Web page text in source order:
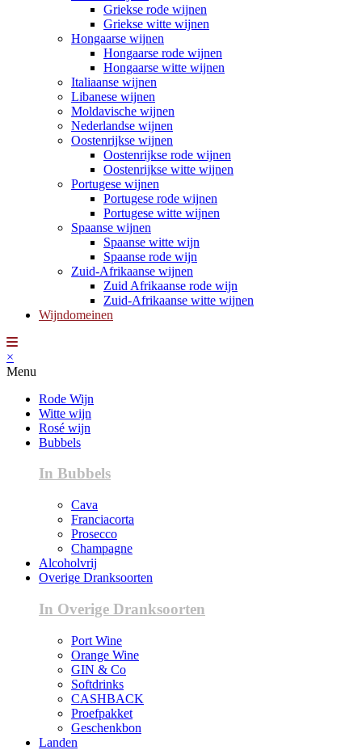
Griekse rode wijnen
Griekse witte wijnen
Hongaarse wijnen
Hongaarse rode wijnen
Hongaarse witte wijnen
Italiaanse wijnen
Libanese wijnen
Moldavische wijnen
Nederlandse wijnen
Oostenrijkse wijnen
Oostenrijkse rode wijnen
Oostenrijkse witte wijnen
Portugese wijnen
Portugese rode wijnen
Portugese witte wijnen
Spaanse wijnen
Spaanse witte wijn
Spaanse rode wijn
Zuid-Afrikaanse wijnen
Zuid Afrikaanse rode wijn
Zuid-Afrikaanse witte wijnen
Wijndomeinen
×
Menu
Rode Wijn
Witte wijn
Rosé wijn
Bubbels
In Bubbels
Cava
Franciacorta
Prosecco
Champagne
Alcoholvrij
Overige Dranksoorten
In Overige Dranksoorten
Port Wine
Orange Wine
GIN & Co
Softdrinks
CASHBACK
Proefpakket
Geschenkbon
Landen